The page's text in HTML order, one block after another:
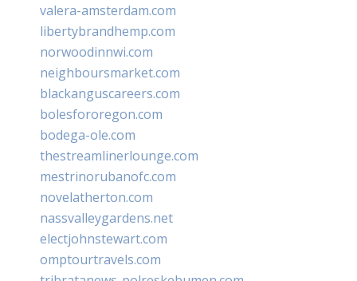
valera-amsterdam.com
libertybrandhemp.com
norwoodinnwi.com
neighboursmarket.com
blackanguscareers.com
bolesfororegon.com
bodega-ole.com
thestreamlinerlounge.com
mestrinorubanofc.com
novelatherton.com
nassvalleygardens.net
electjohnstewart.com
omptourtravels.com